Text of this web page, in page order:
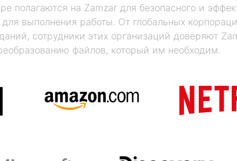
полагаются на Zamzar для безопасного и
выполнения работы. От глобальных
сотрудники этих организаций доверяют
файлов, который им необходим.